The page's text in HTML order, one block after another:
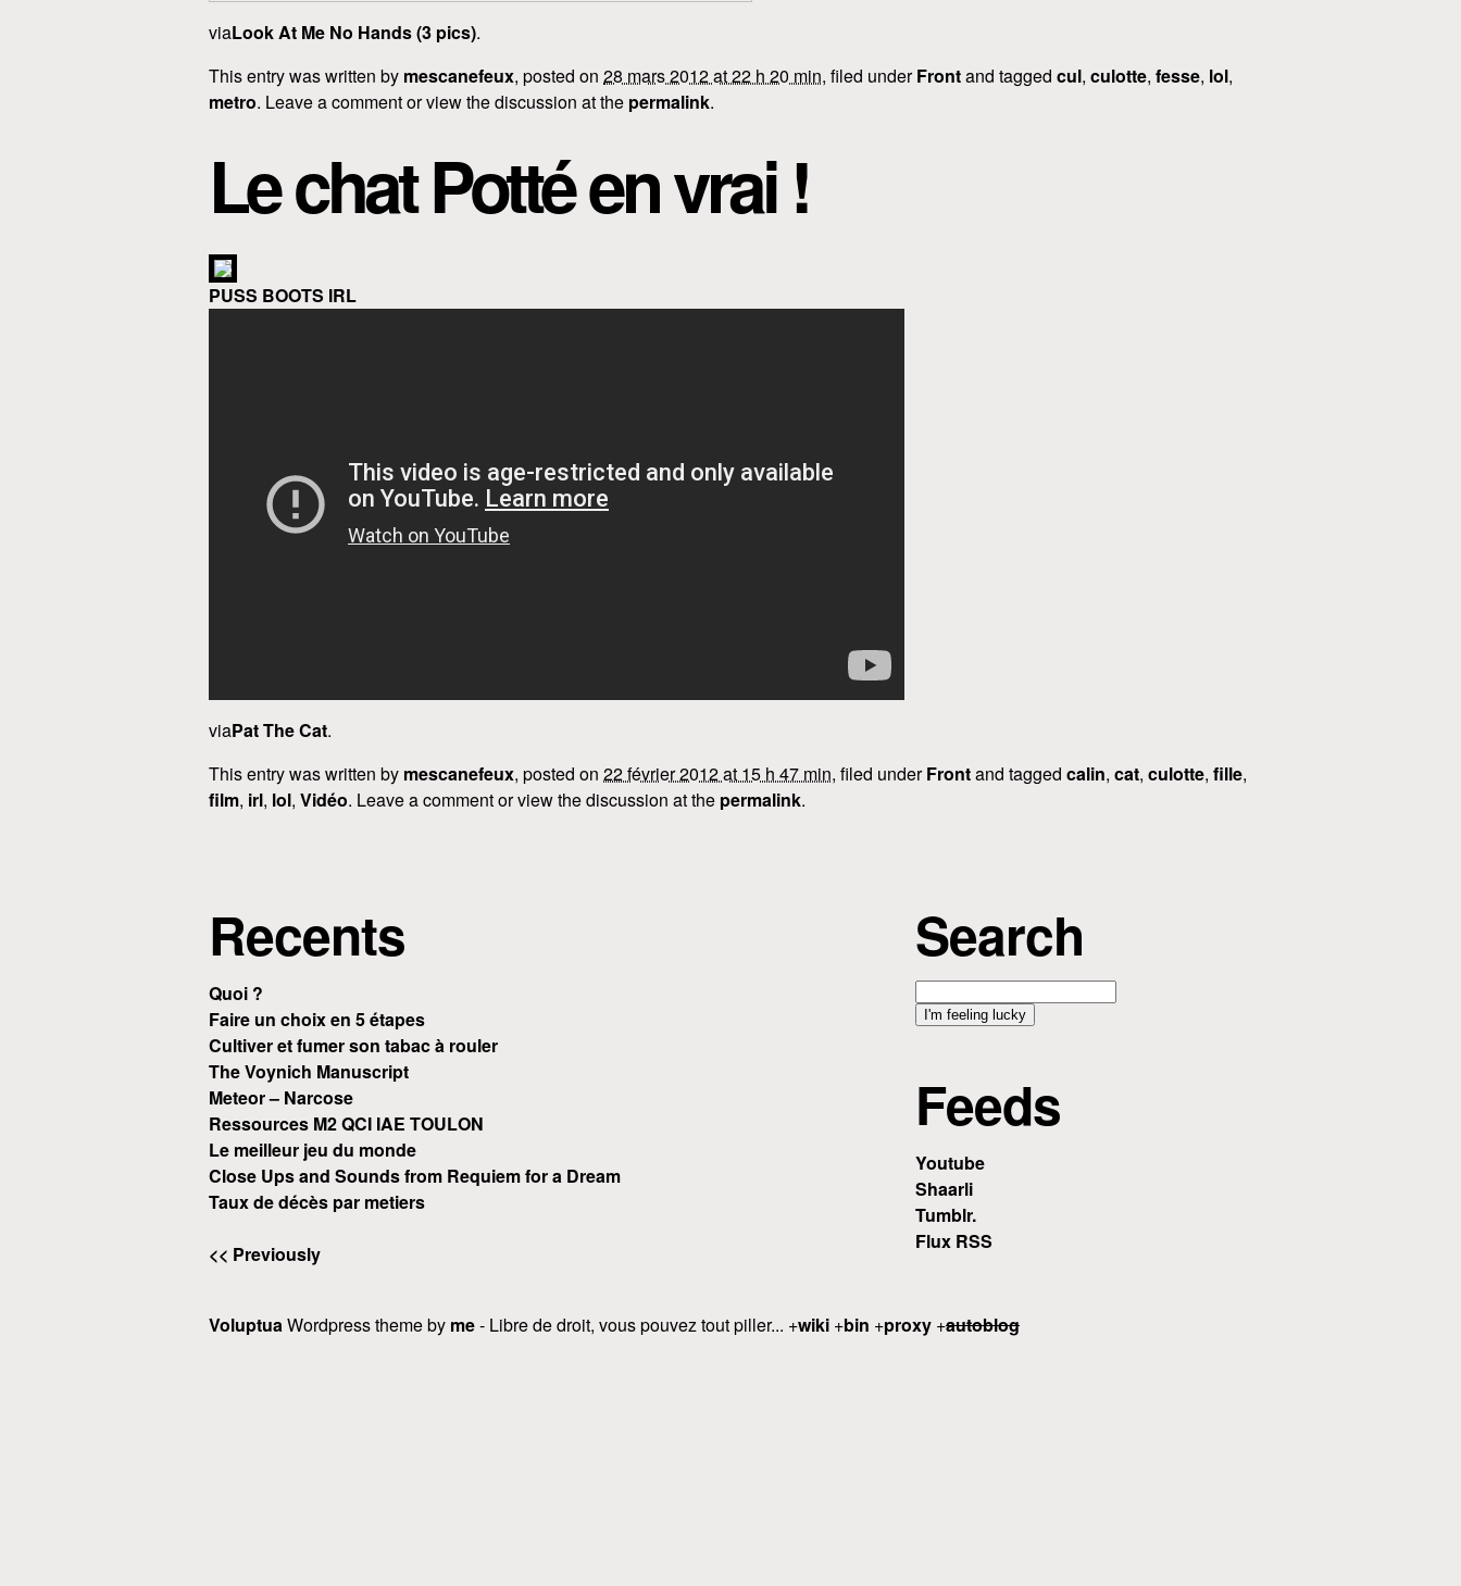
viaLook At Me No Hands (3 pics).
This entry was written by mescanefeux, posted on 28 mars 2012 at 22 h 20 min, filed underFrontand tagged cul, culotte, fesse, lol,
metro. Leave a comment or view the discussion at the permalink.
Le chat Potté en vrai !
PUSS BOOTS IRL
viaPat The Cat.
This entry was written by mescanefeux, posted on 22 février 2012 at 15 h 47 min, filed underFrontand tagged calin, cat, culotte, fille,
film, irl, lol, Vidéo. Leave a comment or view the discussion at the permalink.
Search
Feeds
Youtube
Shaarli
Tumblr.
Flux RSS
Recents
Quoi ?
Faire un choix en 5 étapes
Cultiver et fumer son tabac à rouler
The Voynich Manuscript
Meteor – Narcose
Ressources M2 QCI IAE TOULON
Le meilleur jeu du monde
Close Ups and Sounds from Requiem for a Dream
Taux de décès par metiers
<< Previously
VoluptuaWordpress theme by me- Libre de droit, vous pouvez tout piller... +wiki +bin +proxy +autoblog